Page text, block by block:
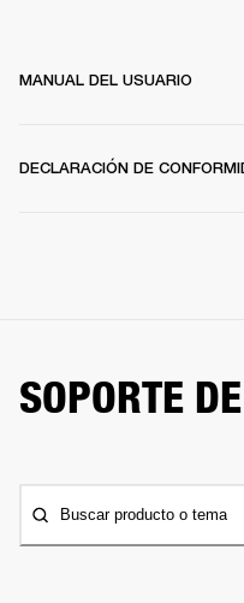
MANUAL DEL USUARIO
DECLARACIÓN DE
SOPORTE
Buscar producto o tema